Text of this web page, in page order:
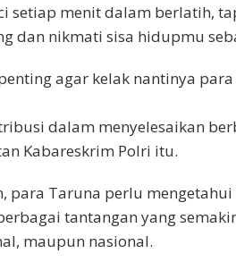
setiap menit dalam berlatih,
dan nikmati sisa hidupmu
agar kelak nantinya
dalam menyelesaikan
Kabareskrim Polri itu.
para Taruna perlu
tantangan yang
maupun nasional.